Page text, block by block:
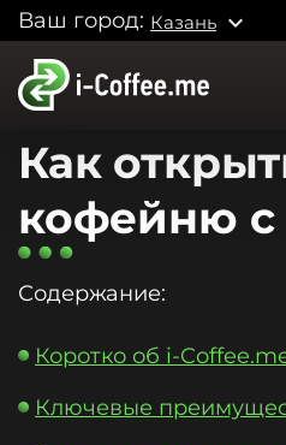
Ваш город: Казань expand_more
Как
кофейню с
Содержание:
Коротко об i-
Ключевые